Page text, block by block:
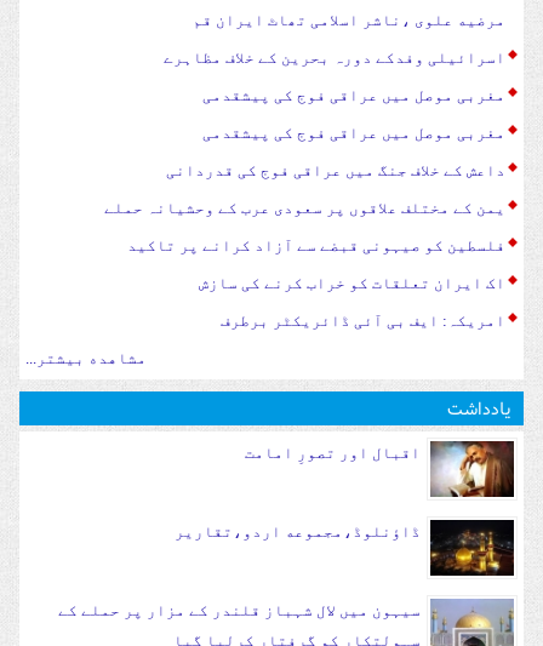
مرضیه علوی ،ناشر اسلامی تھاٹ ایران قم
اسرائیلی وفدکے دورہ بحرین کے خلاف مظاہرے
مغربی موصل میں عراقی فوج کی پیشقدمی
مغربی موصل میں عراقی فوج کی پیشقدمی
داعش کے خلاف جنگ میں عراقی فوج کی قدردانی
یمن کے مختلف علاقوں پر سعودی عرب کے وحشیانہ حملے
فلسطین کو صیہونی قبضے سے آزاد کرانے پر تاکید
اک ایران تعلقات کو خراب کرنے کی سازش
امریکہ: ایف بی آئی ڈائریکٹر برطرف
مشاهده بیشتر...
یادداشت
اقبال اور تصورِ امامت
ڈاؤنلوڈ،مجموعه اردو،تقاریر
سیہون میں لال شہباز قلندر کے مزار پر حملے کے
سہولتکار کو گرفتار کرلیا گیا